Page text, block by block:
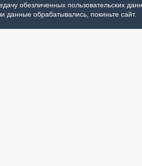
обезличенных пользовательских
данные обрабатывались, покиньте сайт.